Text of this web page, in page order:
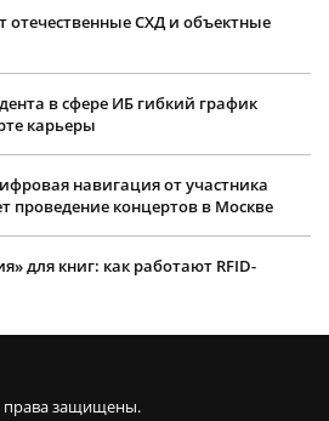
СХД и объектные
в сфере ИБ гибкий график
карьеры
навигация от участника
проведение концертов в Москве
для книг: как работают RFID-
права защищены.